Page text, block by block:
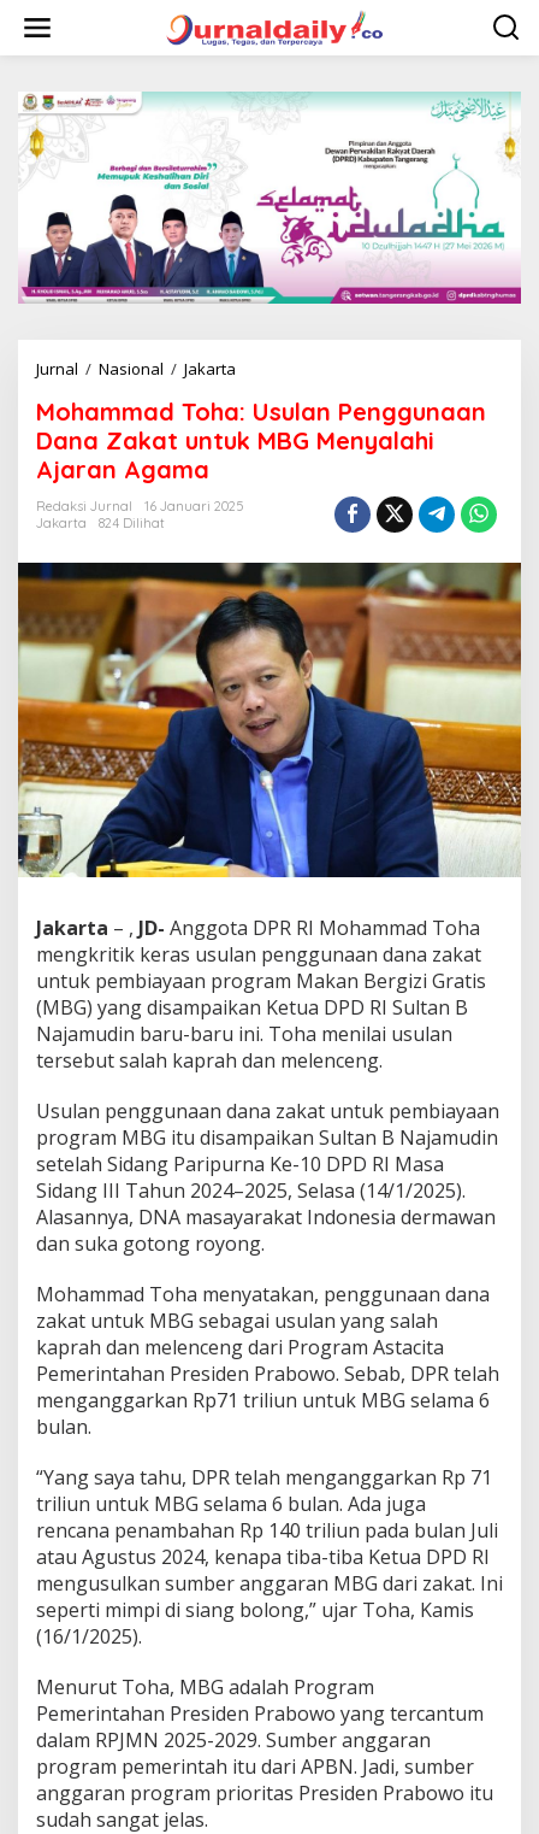
w
Jurnal / Nasional / Jakarta
h
a
m
a
o
h
a
:
U
s
u
l
a
n
g
a
a
n
D
a
n
a
a
a
t
u
n
t
u
M
B
G
M
e
n
l
a
h
A
a
A
g
a
m
a
Mohammad Toha: Usulan Penggunaan
Dana Zakat untuk MBG Menyalahi
Ajaran Agama
Redaksi Jurnal
16 Januari 2025
Jakarta
824 Dilihat
Jakarta – , JD- Anggota DPR RI Mohammad Toha
mengkritik keras usulan penggunaan dana zakat
untuk pembiayaan program Makan Bergizi Gratis
(MBG) yang disampaikan Ketua DPD RI Sultan B
Najamudin baru-baru ini. Toha menilai usulan
tersebut salah kaprah dan melenceng.
Usulan penggunaan dana zakat untuk pembiayaan
program MBG itu disampaikan Sultan B Najamudin
setelah Sidang Paripurna Ke-10 DPD RI Masa
Sidang III Tahun 2024–2025, Selasa (14/1/2025).
Alasannya, DNA masayarakat Indonesia dermawan
dan suka gotong royong.
Mohammad Toha menyatakan, penggunaan dana
zakat untuk MBG sebagai usulan yang salah
kaprah dan melenceng dari Program Astacita
Pemerintahan Presiden Prabowo. Sebab, DPR telah
menganggarkan Rp71 triliun untuk MBG selama 6
bulan.
“Yang saya tahu, DPR telah menganggarkan Rp 71
triliun untuk MBG selama 6 bulan. Ada juga
rencana penambahan Rp 140 triliun pada bulan Juli
atau Agustus 2024, kenapa tiba-tiba Ketua DPD RI
mengusulkan sumber anggaran MBG dari zakat. Ini
seperti mimpi di siang bolong,” ujar Toha, Kamis
(16/1/2025).
Menurut Toha, MBG adalah Program
Pemerintahan Presiden Prabowo yang tercantum
dalam RPJMN 2025-2029. Sumber anggaran
program pemerintah itu dari APBN. Jadi, sumber
anggaran program prioritas Presiden Prabowo itu
sudah sangat jelas.